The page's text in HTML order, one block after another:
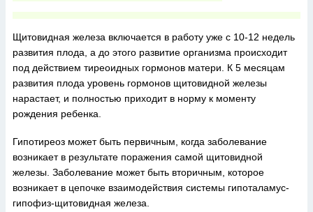
Щитовидная железа включается в работу уже с 10-12 недель
развития плода, а до этого развитие организма происходит
под действием тиреоидных гормонов матери. К 5 месяцам
развития плода уровень гормонов щитовидной железы
нарастает, и полностью приходит в норму к моменту
рождения ребенка.
Гипотиреоз может быть первичным, когда заболевание
возникает в результате поражения самой щитовидной
железы. Заболевание может быть вторичным, которое
возникает в цепочке взаимодействия системы гипоталамус-
гипофиз-щитовидная железа.